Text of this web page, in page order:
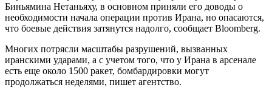
Биньямина Нетаньяху, в основном приняли его доводы о
необходимости начала операции против Ирана, но опасаются,
что боевые действия затянутся надолго, сообщает Bloomberg.
Многих потрясли масштабы разрушений, вызванных
иранскими ударами, а с учетом того, что у Ирана в арсенале
есть еще около 1500 ракет, бомбардировки могут
продолжаться неделями, пишет агентство.